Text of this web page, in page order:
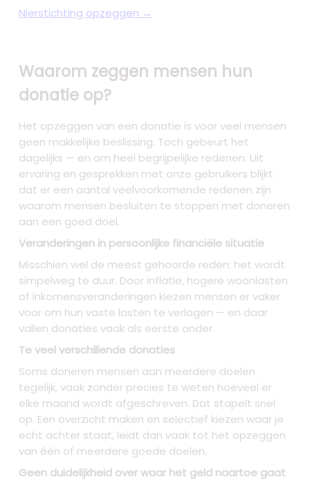
Nierstichting opzeggen →
Waarom zeggen mensen hun
donatie op?
Het opzeggen van een donatie is voor veel mensen
geen makkelijke beslissing. Toch gebeurt het
dagelijks — en om heel begrijpelijke redenen. Uit
ervaring en gesprekken met onze gebruikers blijkt
dat er een aantal veelvoorkomende redenen zijn
waarom mensen besluiten te stoppen met doneren
aan een goed doel.
Veranderingen in persoonlijke financiële situatie
Misschien wel de meest gehoorde reden: het wordt
simpelweg te duur. Door inflatie, hogere woonlasten
of inkomensveranderingen kiezen mensen er vaker
voor om hun vaste lasten te verlagen — en daar
vallen donaties vaak als eerste onder.
Te veel verschillende donaties
Soms doneren mensen aan meerdere doelen
tegelijk, vaak zonder precies te weten hoeveel er
elke maand wordt afgeschreven. Dat stapelt snel
op. Een overzicht maken en selectief kiezen waar je
echt achter staat, leidt dan vaak tot het opzeggen
van één of meerdere goede doelen.
Geen duidelijkheid over waar het geld naartoe gaat